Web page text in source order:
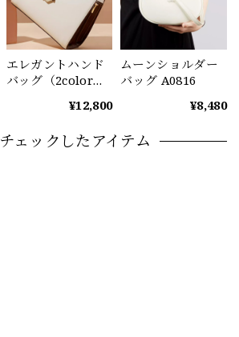
エレガントハンド
バッグ（2color）
¥12,800
ムーンショルダー
バッグ A0816
¥8,480
ェックしたアイテム